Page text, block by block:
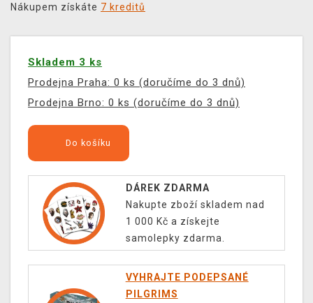
Nákupem získáte 7 kreditů
Skladem 3 ks
Prodejna Praha: 0 ks (doručíme do 3 dnů)
Prodejna Brno: 0 ks (doručíme do 3 dnů)
Do košíku
DÁREK ZDARMA
Nakupte zboží skladem nad
1 000 Kč a získejte
samolepky zdarma.
VYHRAJTE PODEPSANÉ
PILGRIMS